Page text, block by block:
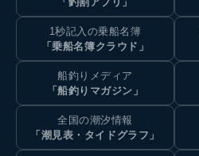
1秒記入の乗船名簿
「乗船名簿クラウド」
船釣りメディア
「船釣りマガジン」
全国の潮汐情報
「潮見表・タイドグラフ」